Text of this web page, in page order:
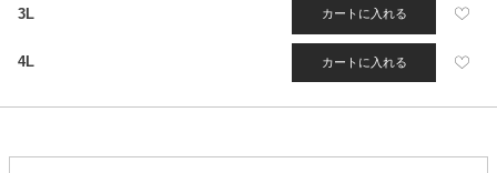
3L カートに入れる
4L カートに入れる